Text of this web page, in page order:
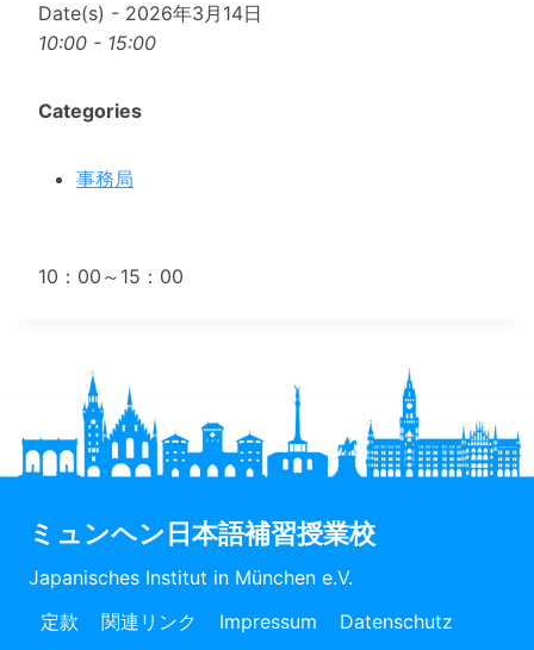
Date(s) - 2026年3月14日
10:00 - 15:00
Categories
事務局
10：00～15：00
ミュンヘン日本語補習授業校
Japanisches Institut in München e.V.
定款
関連リンク Impressum Datenschutz